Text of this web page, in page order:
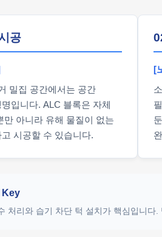
공
밀집 공간에서는 공간
입니다. ALC 블록은 자체
만 아니라 유해 물질이 없는
시공할 수 있습니다.
[
Key
처리와 습기 차단 턱 설치가 핵심입니